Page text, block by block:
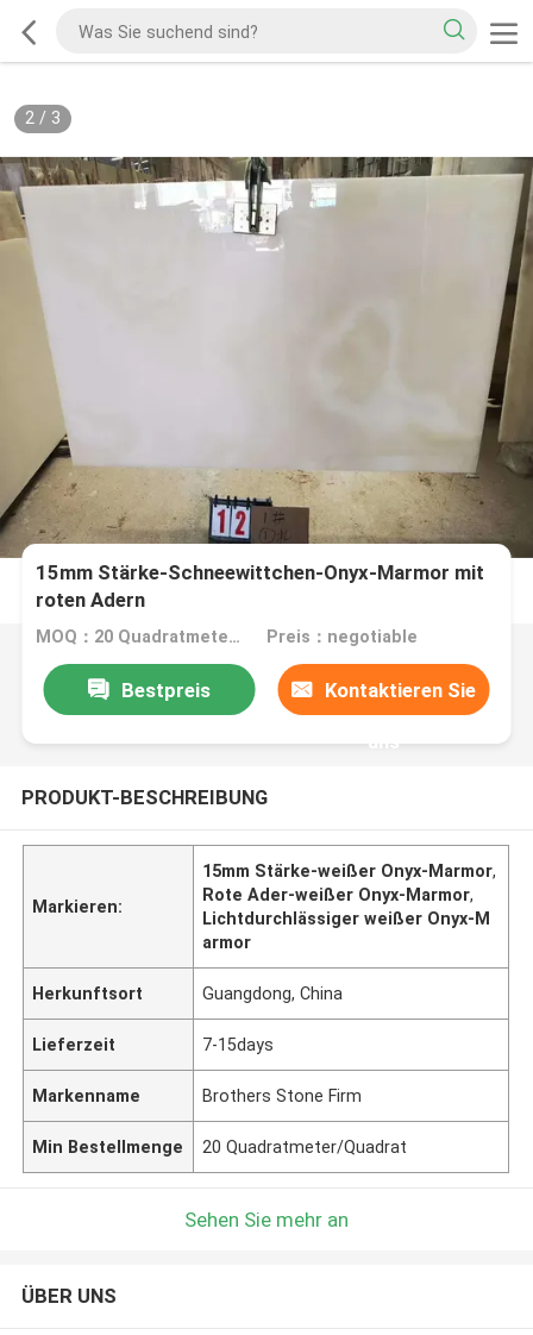
2/ 3
15mm Stärke-Schneewittchen-Onyx-Marmor mit
roten Adern
MOQ：20 Quadratmeter/Quadrat Preis：negotiable
Bestpreis Kontaktieren Sie
uns
PRODUKT-BESCHREIBUNG
Markieren:
15mm Stärke-weißer Onyx-Marmor,
Rote Ader-weißer Onyx-Marmor,
Lichtdurchlässiger weißer Onyx-M
armor
Herkunftsort Guangdong, China
Lieferzeit 7-15days
Markenname Brothers Stone Firm
Min Bestellmenge 20 Quadratmeter/Quadrat
Sehen Sie mehr an
ÜBER UNS